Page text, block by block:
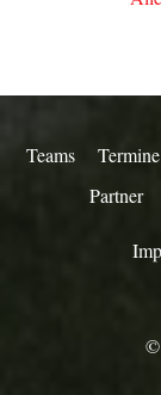
Teams Termine
Partner
©